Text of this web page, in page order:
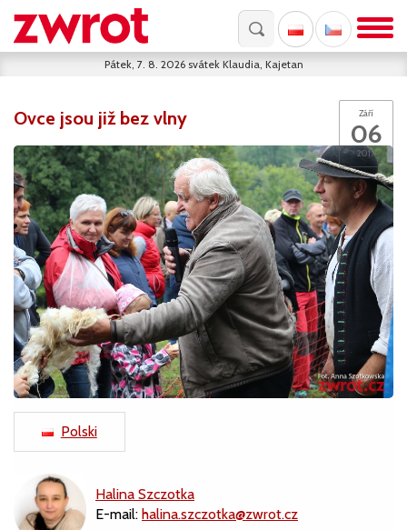
Pátek, 7. 8. 2026 svátek Klaudia, Kajetan
Září
06
2017
Ovce jsou již bez vlny
Polski
Halina Szczotka
E-mail: halina.szczotka@zwrot.cz